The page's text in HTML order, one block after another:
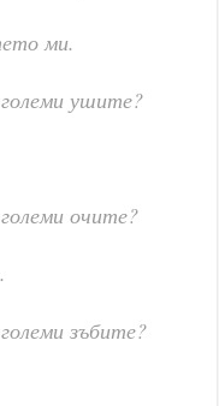
ми.
ушите?
очите?
зъбите?